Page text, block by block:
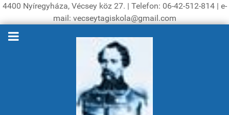
4400 Nyíregyháza, Vécsey köz 27. | Telefon: 06-42-512-814 | e-
mail: vecseytagiskola@gmail.com